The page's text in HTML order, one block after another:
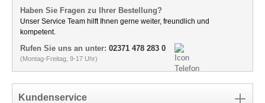
Haben Sie Fragen zu Ihrer Bestellung?
Unser Service Team hilft Ihnen gerne weiter, freundlich und
kompetent.
Rufen Sie uns an unter: 02371 478 283 0
(Montag-Freitag, 9-17 Uhr)
Kundenservice